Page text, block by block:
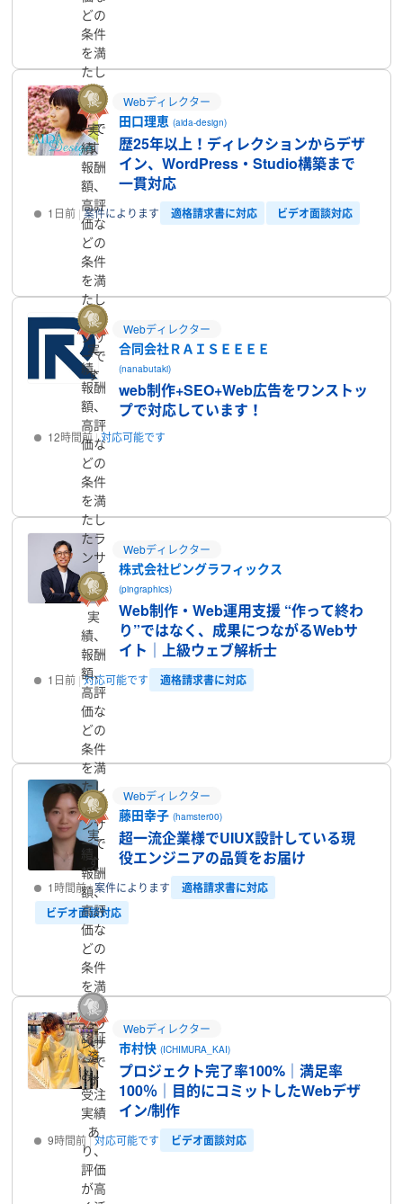
どの
条件
を満
たし
たラ
ンサ
ーで
す
Webディレクター
田口理恵(aida-design)
歴25年以上！ディレクションからデザ
イン、WordPress・Studio構築まで
一貫対応
1日前 案件によります 適格請求書に対応 ビデオ面談対応
実
績、
報酬
額、
高評
価な
どの
条件
を満
たし
たラ
ンサ
ーで
す
Webディレクター
合同会社ＲＡＩＳＥＥＥＥ
(nanabutaki)
web制作+SEO+Web広告をワンストッ
プで対応しています！
12時間前 対応可能です
実
績、
報酬
額、
高評
価な
どの
条件
を満
たし
たラ
ンサ
ーで
す
Webディレクター
株式会社ピングラフィックス
(pingraphics)
Web制作・Web運用支援 “作って終わ
り”ではなく、成果につながるWebサ
イト｜上級ウェブ解析士
1日前 対応可能です 適格請求書に対応
実
績、
報酬
額、
高評
価な
どの
条件
を満
たし
たラ
ンサ
ーで
す
Webディレクター
藤田幸子(hamster00)
超一流企業様でUIUX設計している現
役エンジニアの品質をお届け
1時間前 案件によります
適格請求書に対応
ビデオ面談対応
実
績、
報酬
額、
高評
価な
どの
条件
を満
たし
たラ
ンサ
ーで
す
Webディレクター
市村快(ICHIMURA_KAI)
プロジェクト完了率100%｜満足率
100％｜目的にコミットしたWebデザ
イン/制作
9時間前 対応可能です ビデオ面談対応
認証
済
み、
受注
実績
あ
り、
評価
が高